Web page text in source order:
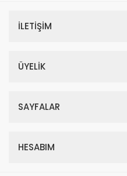
İLETİŞİM
ÜYELİK
SAYFALAR
HESABIM